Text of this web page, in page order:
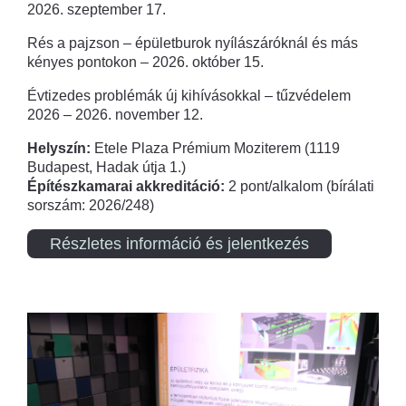
2026. szeptember 17.
Rés a pajzson – épületburok nyílászáróknál és más
kényes pontokon – 2026. október 15.
Évtizedes problémák új kihívásokkal – tűzvédelem
2026 – 2026. november 12.
Helyszín: Etele Plaza Prémium Moziterem (1119
Budapest, Hadak útja 1.)
Építészkamarai akkreditáció: 2 pont/alkalom (bírálati
sorszám: 2026/248)
Részletes információ és jelentkezés